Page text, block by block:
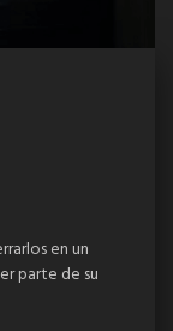
en un
parte de su